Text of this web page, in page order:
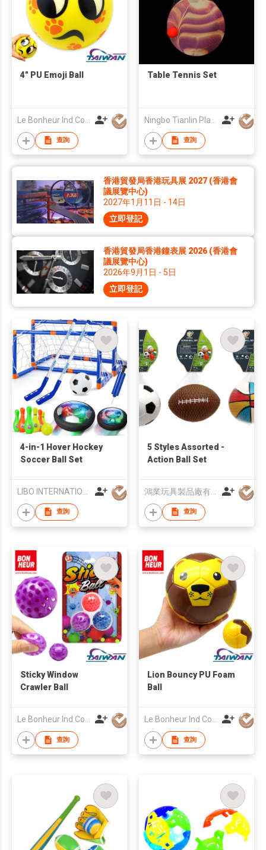
4" PU Emoji Ball
查詢
Table Tennis Set
查詢
香港貿發局香港玩具展 2027 (香港會
議展覽中心)
2027年1月11日 - 14日
立即登記
香港貿發局香港鐘表展 2026 (香港會
議展覽中心)
2026年9月1日 - 5日
立即登記
4-in-1 Hover Hockey
Soccer Ball Set
查詢
5 Styles Assorted -
Action Ball Set
查詢
Sticky Window
Crawler Ball
查詢
Lion Bouncy PU Foam
Ball
查詢